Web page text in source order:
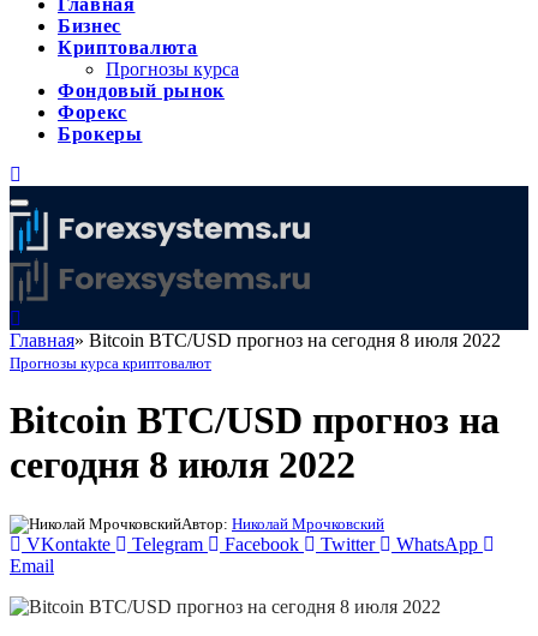
Бизнес
Криптовалюта
Прогнозы курса
Фондовый рынок
Форекс
Брокеры
Главная» Bitcoin BTC/USD прогноз на сегодня 8 июля 2022
Прогнозы курса криптовалют
Bitcoin BTC/USD прогноз на
сегодня 8 июля 2022
Автор: Николай Мрочковский
VKontakte Telegram Facebook Twitter
WhatsApp
Email